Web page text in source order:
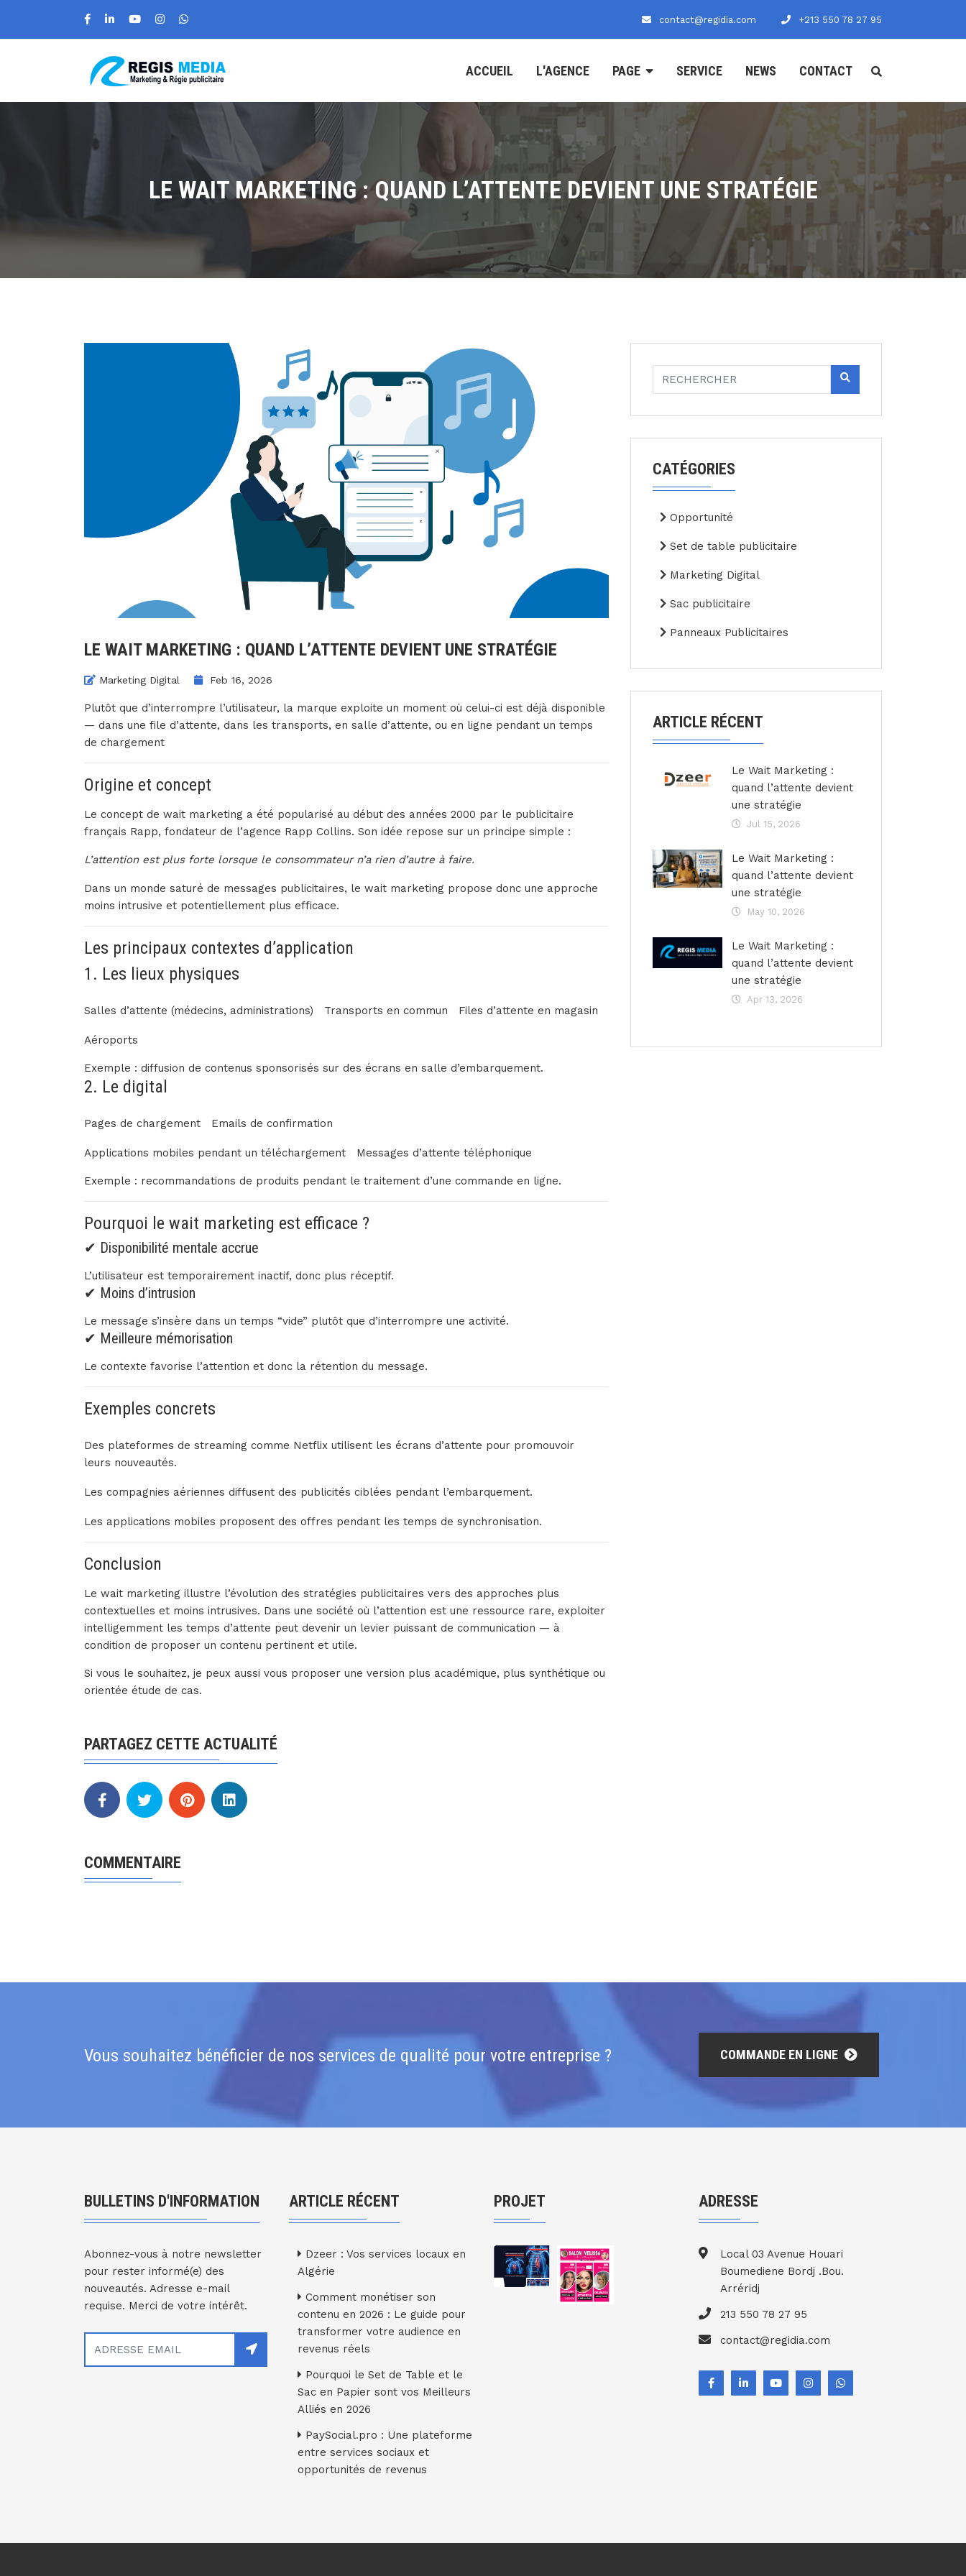
contact@regidia.com +213 550 78 27 95
ACCUEIL L'AGENCE PAGE SERVICE NEWS CONTACT
LE WAIT MARKETING : QUAND L’ATTENTE DEVIENT UNE STRATÉGIE
LE WAIT MARKETING : QUAND L’ATTENTE DEVIENT UNE STRATÉGIE
Marketing Digital Feb 16, 2026
Plutôt que d’interrompre l’utilisateur, la marque exploite un moment où celui-ci est déjà disponible
— dans une file d’attente, dans les transports, en salle d’attente, ou en ligne pendant un temps
de chargement
Origine et concept
Le concept de wait marketing a été popularisé au début des années 2000 par le publicitaire
français Rapp, fondateur de l’agence Rapp Collins. Son idée repose sur un principe simple :
L’attention est plus forte lorsque le consommateur n’a rien d’autre à faire.
Dans un monde saturé de messages publicitaires, le wait marketing propose donc une approche
moins intrusive et potentiellement plus efficace.
Les principaux contextes d’application
1. Les lieux physiques
Salles d’attente (médecins, administrations) Transports en commun Files d’attente en magasin
Aéroports
Exemple : diffusion de contenus sponsorisés sur des écrans en salle d’embarquement.
2. Le digital
Pages de chargement Emails de confirmation
Applications mobiles pendant un téléchargement Messages d’attente téléphonique
Exemple : recommandations de produits pendant le traitement d’une commande en ligne.
Pourquoi le wait marketing est efficace ?
✔ Disponibilité mentale accrue
L’utilisateur est temporairement inactif, donc plus réceptif.
✔ Moins d’intrusion
Le message s’insère dans un temps “vide” plutôt que d’interrompre une activité.
✔ Meilleure mémorisation
Le contexte favorise l’attention et donc la rétention du message.
Exemples concrets
Des plateformes de streaming comme Netflix utilisent les écrans d’attente pour promouvoir
leurs nouveautés.
Les compagnies aériennes diffusent des publicités ciblées pendant l’embarquement.
Les applications mobiles proposent des offres pendant les temps de synchronisation.
Conclusion
Le wait marketing illustre l’évolution des stratégies publicitaires vers des approches plus
contextuelles et moins intrusives. Dans une société où l’attention est une ressource rare, exploiter
intelligemment les temps d’attente peut devenir un levier puissant de communication — à
condition de proposer un contenu pertinent et utile.
Si vous le souhaitez, je peux aussi vous proposer une version plus académique, plus synthétique ou
orientée étude de cas.
PARTAGEZ CETTE ACTUALITÉ
COMMENTAIRE
CATÉGORIES
Opportunité
Set de table publicitaire
Marketing Digital
Sac publicitaire
Panneaux Publicitaires
ARTICLE RÉCENT
Le Wait Marketing :
quand l’attente devient
une stratégie
Jul 15, 2026
Le Wait Marketing :
quand l’attente devient
une stratégie
May 10, 2026
Le Wait Marketing :
quand l’attente devient
une stratégie
Apr 13, 2026
Vous souhaitez bénéficier de nos services de qualité pour votre entreprise ? COMMANDE EN LIGNE
BULLETINS D'INFORMATION
Abonnez-vous à notre newsletter
pour rester informé(e) des
nouveautés. Adresse e-mail
requise. Merci de votre intérêt.
ARTICLE RÉCENT
Dzeer : Vos services locaux en
Algérie
Comment monétiser son
contenu en 2026 : Le guide pour
transformer votre audience en
revenus réels
Pourquoi le Set de Table et le
Sac en Papier sont vos Meilleurs
Alliés en 2026
PaySocial.pro : Une plateforme
entre services sociaux et
opportunités de revenus
PROJET ADRESSE
Local 03 Avenue Houari
Boumediene Bordj .Bou.
Arréridj
213 550 78 27 95
contact@regidia.com